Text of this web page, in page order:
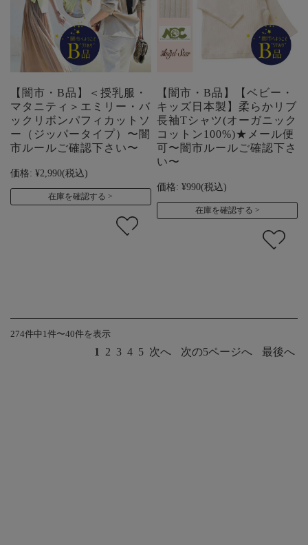
【闇市・B品】＜授乳服・
マタニティ＞エミリー・バ
ックリボンパフィカットソ
ー（ジッパータイプ）〜闇
市ルールご確認下さい〜
価格: ¥2,990(税込)
在庫を確認する
【闇市・B品】【ベビー・
キッズ日本製】柔らかリブ
長袖Tシャツ(オーガニック
コットン100%)★メール便
可〜闇市ルールご確認下さ
い〜
価格: ¥990(税込)
在庫を確認する
274件中1件〜40件を表示
1 2 3 4 5 次へ 次の5ページへ 最後へ